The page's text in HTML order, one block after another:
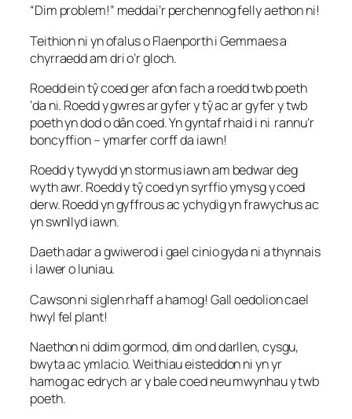
“Dim problem!” meddai’r perchennog felly aethon ni!
Teithion ni yn ofalus o Flaenporth i Gemmaes a
chyrraedd am dri o’r gloch.
Roedd ein tŷ coed ger afon fach a roedd twb poeth
‘da ni. Roedd y gwres ar gyfer y tŷ ac ar gyfer y twb
poeth yn dod o dân coed. Yn gyntaf rhaid i ni rannu’r
boncyffion – ymarfer corff da iawn!
Roedd y tywydd yn stormus iawn am bedwar deg
wyth awr. Roedd y tŷ coed yn syrffio ymysg y coed
derw. Roedd yn gyffrous ac ychydig yn frawychus ac
yn swnllyd iawn.
Daeth adar a gwiwerod i gael cinio gyda ni a thynnais
i lawer o luniau.
Cawson ni siglen rhaff a hamog! Gall oedolion cael
hwyl fel plant!
Naethon ni ddim gormod, dim ond darllen, cysgu,
bwyta ac ymlacio. Weithiau eisteddon ni yn yr
hamog ac edrych ar y bale coed neu mwynhau y twb
poeth.